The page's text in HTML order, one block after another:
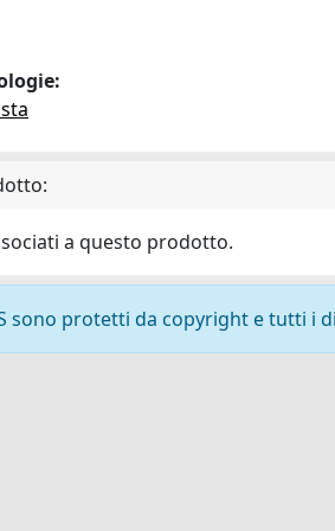
a questo prodotto.
sono protetti da copyright e tutti i